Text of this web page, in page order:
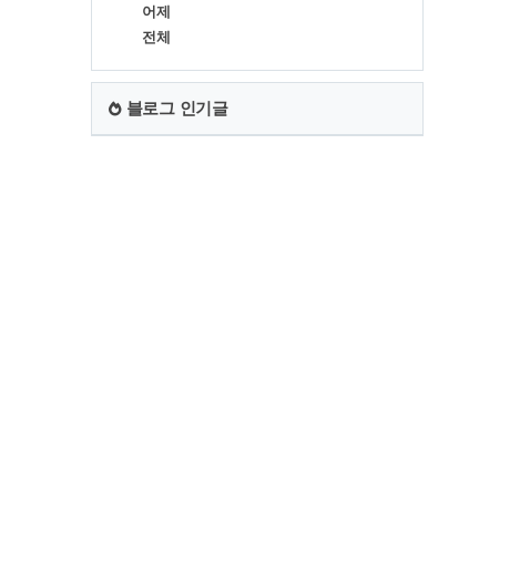
어제
전체
블로그 인기글